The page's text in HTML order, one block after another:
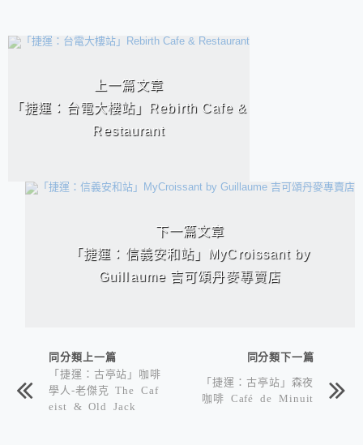
相連文章
上一篇文章
「捷運：台電大樓站」Rebirth Cafe &
Restaurant
下一篇文章
「捷運：信義安和站」MyCroissant by
Guillaume 吉可頌丹麥專賣店
同分類上一篇
「捷運：古亭站」咖啡
學人-老傑克 The Caf
eist & Old Jack
同分類下一篇
「捷運：古亭站」森夜
咖啡 Café de Minuit